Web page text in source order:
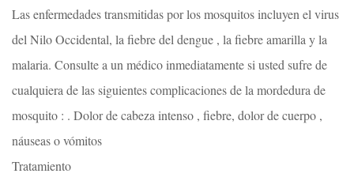
Las enfermedades transmitidas por los mosquitos incluyen el virus
del Nilo Occidental, la fiebre del dengue , la fiebre amarilla y la
malaria. Consulte a un médico inmediatamente si usted sufre de
cualquiera de las siguientes complicaciones de la mordedura de
mosquito : . Dolor de cabeza intenso , fiebre, dolor de cuerpo ,
náuseas o vómitos
Tratamiento